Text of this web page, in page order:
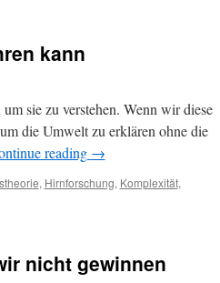
kann
sie zu verstehen. Wenn wir diese
die Umwelt zu erklären ohne die
reading →
, Hirnforschung, Komplexität,
nicht gewinnen